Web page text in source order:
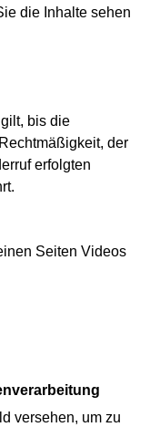
die Inhalte sehen
bis die
der
erfolgten
Seiten Videos
versehen, um zu